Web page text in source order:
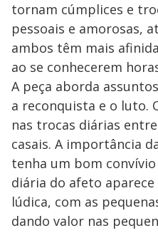
tornam cúmplices e
pessoais e amorosas,
ambos têm mais
ao se conhecerem
A peça aborda
a reconquista e o luto.
nas trocas diárias
casais. A importância
tenha um bom
diária do afeto
lúdica, com as
dando valor nas